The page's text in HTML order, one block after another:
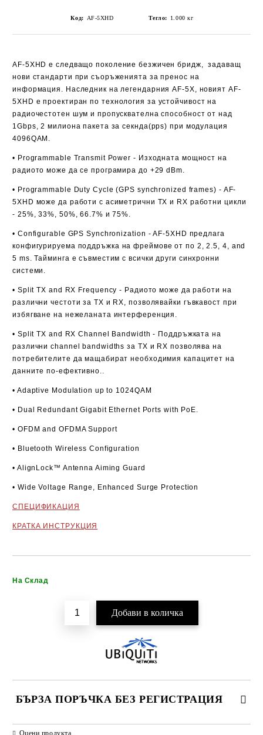
Код: AF-5XHD Тегло: 1.000 кг
AF-5XHD е следващо поколение безжичен бридж, задаващ
нови стандарти при съоръженията за пренос на
информация. Наследник на легендарния AF-5X, новият AF-
5XHD е проектиран по технология за устойчивост на
радиочестотен шум и пропусквателна способност от над
1Gbps, 2 милиона пакета за секнда(pps) при модулация
4096QAM.
• Programmable Transmit Power - Изходната мощност на
радиото може да се програмира до +29 dBm.
• Programmable Duty Cycle (GPS synchronized frames) - AF-
5XHD може да работи с асиметрични TX и RX работни цикли
- 25%, 33%, 50%, 66.7% и 75%.
• Configurable GPS Synchronization - AF-5XHD предлага
конфигурируема поддръжка на фреймове от по 2, 2.5, 4, and
5 ms. Тайминга е съвместим с всички други синхронни
системи.
• Split TX and RX Frequency- Радиото може да работи на
различни честоти за TX и RX, позволявайки гъвкавост при
избягване на нежеланата интерференция.
• Split TX and RX Channel Bandwidth - Поддръжката на
различни channel bandwidths за TX и RX позволява на
потребителите да мащабират необходимия капацитет на
данните по-ефективно..
• Adaptive Modulation up to 1024QAM
• Dual Redundant Gigabit Ethernet Ports with PoE.
• OFDM and OFDMA Support
• Bluetooth Wireless Configuration
• AlignLock™ Antenna Aiming Guard
• Wide Voltage Range, Enhanced Surge Protection
СПЕЦИФИКАЦИЯ
КРАТКА ИНСТРУКЦИЯ
На Склад
БЪРЗА ПОРЪЧКА БЕЗ РЕГИСТРАЦИЯ
Оцени продукта